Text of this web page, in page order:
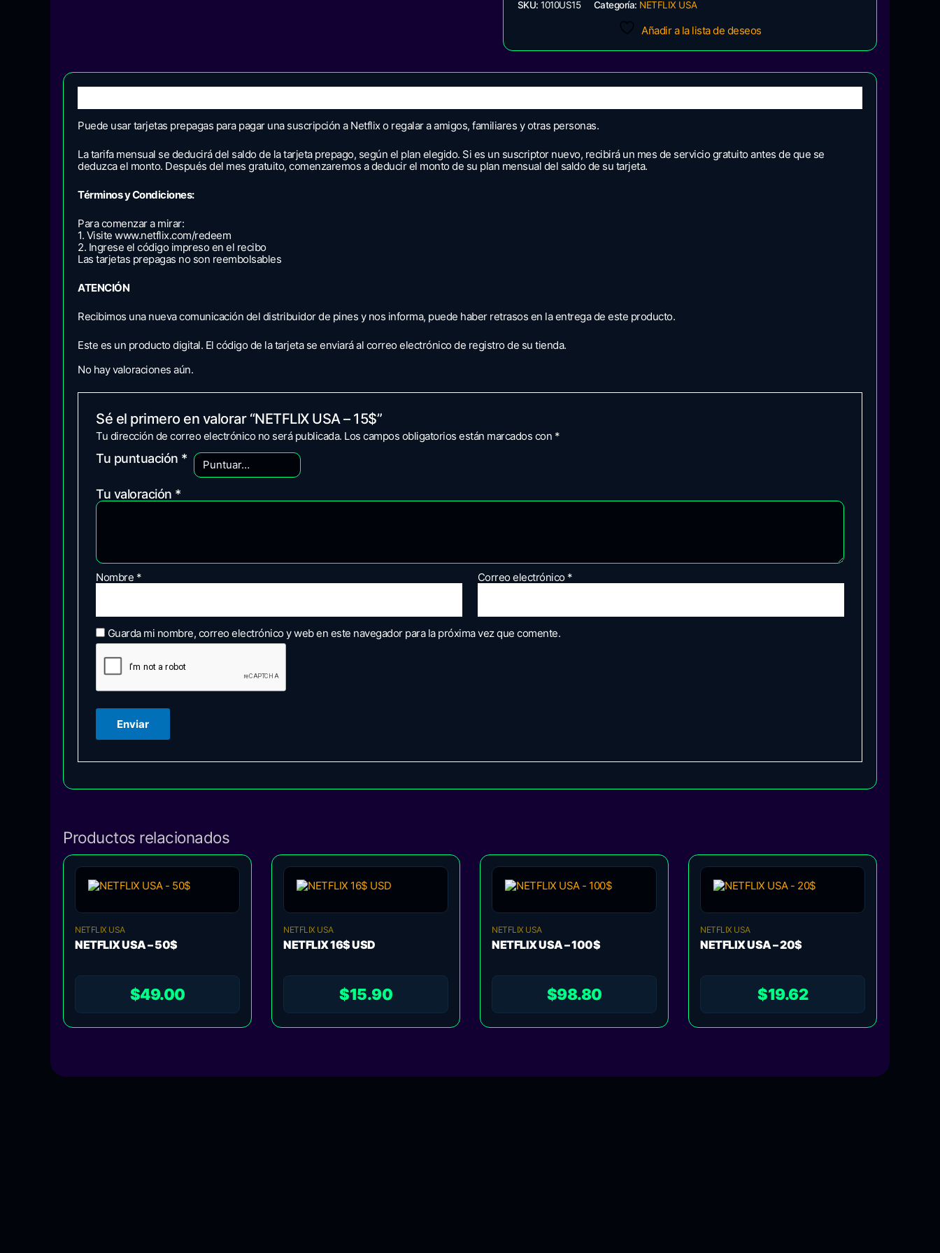
SKU:1010US15 Categoría: NETFLIX USA
Añadir a la lista de deseos
Puede usar tarjetas prepagas para pagar una suscripción a Netflix o regalar a amigos, familiares y otras personas.
La tarifa mensual se deducirá del saldo de la tarjeta prepago, según el plan elegido. Si es un suscriptor nuevo, recibirá un mes de servicio gratuito antes de que se
deduzca el monto. Después del mes gratuito, comenzaremos a deducir el monto de su plan mensual del saldo de su tarjeta.
Términos y Condiciones:
Para comenzar a mirar:
1. Visite www.netflix.com/redeem
2. Ingrese el código impreso en el recibo
Las tarjetas prepagas no son reembolsables
ATENCIÓN
Recibimos una nueva comunicación del distribuidor de pines y nos informa, puede haber retrasos en la entrega de este producto.
Este es un producto digital. El código de la tarjeta se enviará al correo electrónico de registro de su tienda.
No hay valoraciones aún.
Sé el primero en valorar “NETFLIX USA – 15$”
Tu dirección de correo electrónico no será publicada. Los campos obligatorios están marcados con *
Tu puntuación *
Tu valoración *
Nombre * Correo electrónico *
Guarda mi nombre, correo electrónico y web en este navegador para la próxima vez que comente.
Productos relacionados
NETFLIX USA
NETFLIX USA – 50$
$49.00
NETFLIX USA
NETFLIX 16$ USD
$15.90
NETFLIX USA
NETFLIX USA – 100$
$98.80
NETFLIX USA
NETFLIX USA – 20$
$19.62